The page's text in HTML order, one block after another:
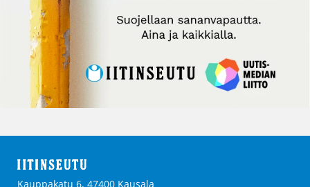
Kauppakatu 6, 47400 Kausala